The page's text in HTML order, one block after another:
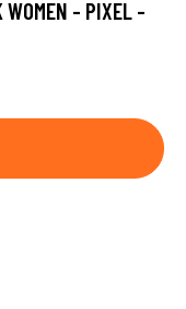
WOMEN - PIXEL -